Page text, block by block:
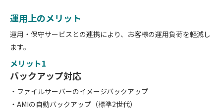
運用上のメリット
運用・保守サービスとの連携により、お客様の運用負荷を軽減し
ます。
メリット1
バックアップ対応
ファイルサーバーのイメージバックアップ
AMIの自動バックアップ（標準2世代）